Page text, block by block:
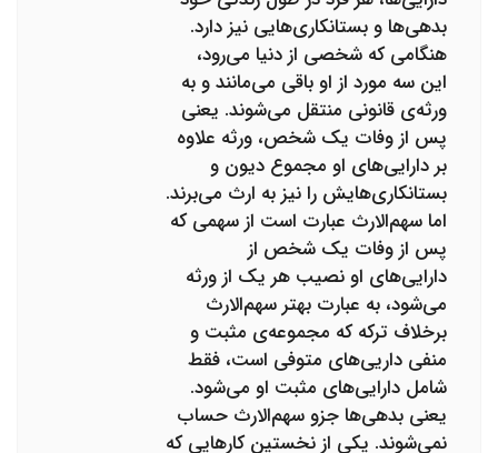
بدهی‌ها و بستانکاری‌هایی نیز دارد.
هنگامی که شخصی از دنیا می‌رود،
این سه مورد از او باقی می‌مانند و به
ورثه‌ی قانونی منتقل می‌شوند. یعنی
پس از وفات یک شخص، ورثه علاوه
بر دارایی‌های او مجموع دیون و
بستانکاری‌هایش را نیز به ارث می‌برند.
اما سهم‌الارث عبارت است از سهمی که
پس از وفات یک شخص از
دارایی‌های او نصیب هر یک از ورثه
می‌شود، به عبارت بهتر سهم‌الارث
برخلاف ترکه که مجموعه‌ی مثبت و
منفی داریی‌های متوفی است، فقط
شامل دارایی‌های مثبت او می‌شود.
یعنی بدهی‌ها جزو سهم‌الارث حساب
نمی‌شوند. یکی از نخستین کارهایی که